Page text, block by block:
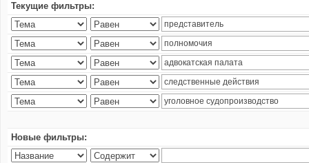
Текущие фильтры:
Новые фильтры: